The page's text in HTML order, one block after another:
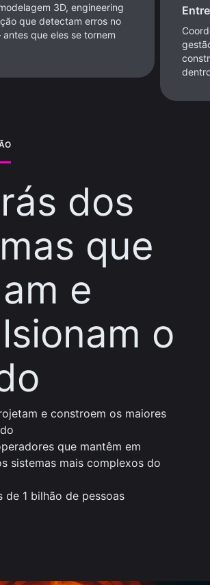
3D, engineering
que detectam erros no
que eles se tornem
dos
que
e
o
e constroem os maiores
que mantêm em
sistemas mais complexos do
de 1 bilhão de pessoas